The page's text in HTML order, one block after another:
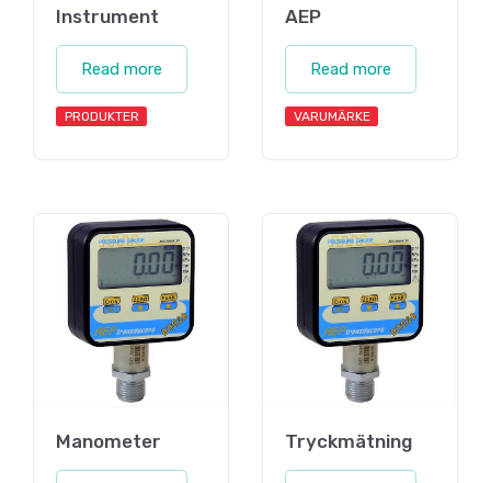
Instrument
Read more
PRODUKTER
AEP
Read more
VARUMÄRKE
Manometer Tryckmätning